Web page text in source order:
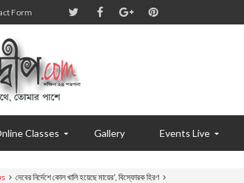
Form
Classes Gallery Events Live
দেবের নির্দেশে কোল খালি হয়েছে মায়ের’, বিস্ফোরক হিরণ